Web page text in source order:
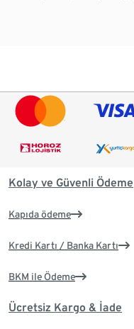
Kolay ve Güvenli Ödeme
Kapıda ödeme
Kredi Kartı / Banka Kartı
BKM ile Ödeme
Ücretsiz Kargo & İade